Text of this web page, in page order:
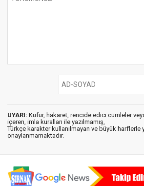
UYARI: Küfür, hakaret, rencide edici cümleler
içeren, imla kuralları ile yazılmamış,
Türkçe karakter kullanılmayan ve büyük harflerle
onaylanmamaktadır.